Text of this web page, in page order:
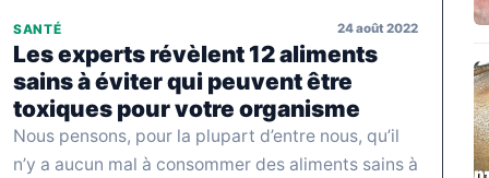
SANTÉ 24 août 2022
Les experts révèlent 12 aliments
sains à éviter qui peuvent être
toxiques pour votre organisme
Nous pensons, pour la plupart d’entre nous, qu’il
n’y a aucun mal à consommer des aliments sains à